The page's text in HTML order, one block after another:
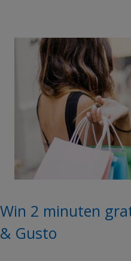
Win 2 minuten
& Gusto